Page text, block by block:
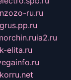
ru.ru
ia2.ru
elita.ru
korru.net